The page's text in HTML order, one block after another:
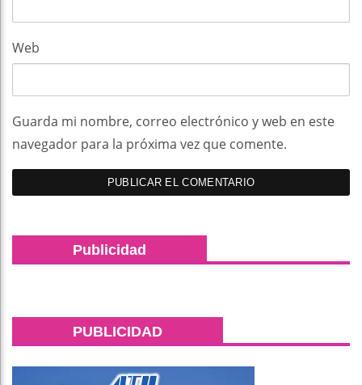
Web
Guarda mi nombre, correo electrónico y web en este
navegador para la próxima vez que comente.
Publicidad
PUBLICIDAD